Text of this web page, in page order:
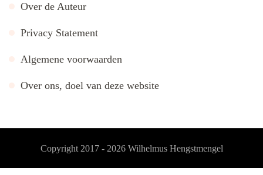
Over de Auteur
Privacy Statement
Algemene voorwaarden
Over ons, doel van deze website
Copyright 2017 - 2026 Wilhelmus Hengstmengel